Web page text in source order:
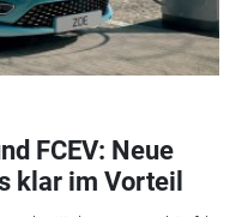
FCEV: Neue
klar im Vorteil